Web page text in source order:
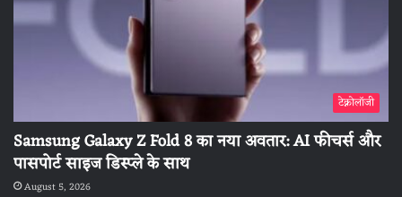
टेक्नोलॉजी
Samsung Galaxy Z Fold 8 का नया अवतार: AI फीचर्स और
पासपोर्ट साइज डिस्प्ले के साथ
August 5, 2026